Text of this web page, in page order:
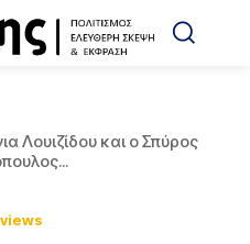
Λουιζίδου και ο Σπύρος